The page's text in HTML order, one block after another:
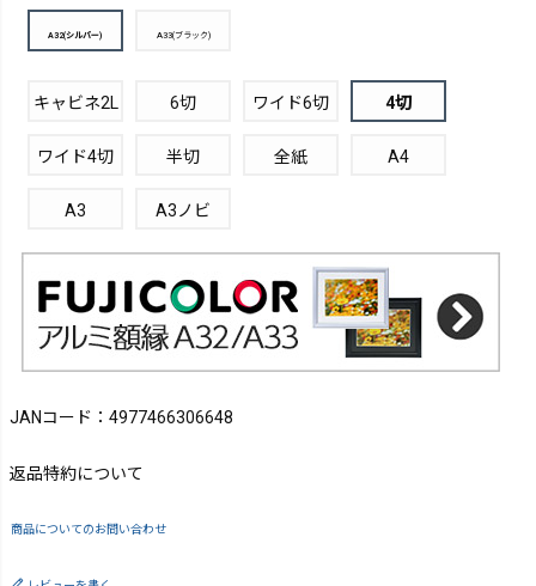
A32(シルバー) A33(ブラック)
キャビネ2L 6切 ワイド6切 4切
ワイド4切 半切 全紙 A4
A3 A3ノビ
JANコード：4977466306648
返品特約について
商品についてのお問い合わせ